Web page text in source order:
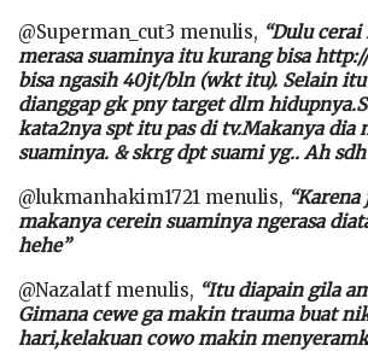
@Superman_cut3 menulis, “Dulu
merasa suaminya itu kurang bisa
bisa ngasih 40jt/bln (wkt itu). Selain
dianggap gk pny target dlm
kata2nya spt itu pas di tv.Makanya dia
suaminya. & skrg dpt suami yg.. Ah sdh
@lukmanhakim1721 menulis,
makanya cerein suaminya ngerasa
hehe”
@Nazalatf menulis, “Itu diapain gila
Gimana cewe ga makin trauma buat
hari,kelakuan cowo makin